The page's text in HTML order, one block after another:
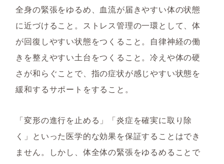
全身の緊張をゆるめ、血流が届きやすい体の状態
に近づけること。ストレス管理の一環として、体
が回復しやすい状態をつくること。自律神経の働
きを整えやすい土台をつくること。冷えや体の硬
さが和らぐことで、指の症状が感じやすい状態を
緩和するサポートをすること。
「変形の進行を止める」「炎症を確実に取り除
く」といった医学的な効果を保証することはでき
ません。しかし、体全体の緊張をゆるめることで